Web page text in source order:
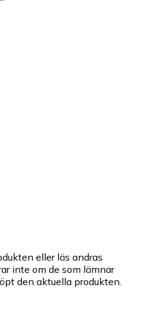
eller läs andras
inte om de som lämnar
den aktuella produkten.